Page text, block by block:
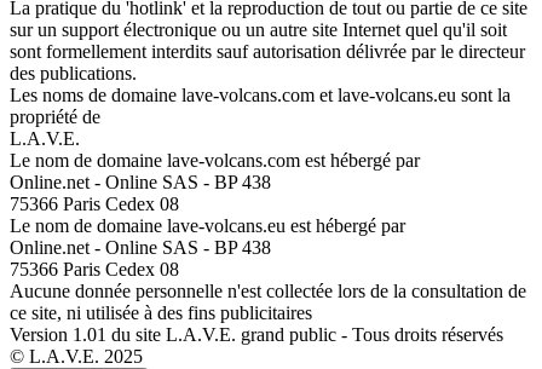
La pratique du 'hotlink' et la reproduction de tout ou partie de ce site
sur un support électronique ou un autre site Internet quel qu'il soit
sont formellement interdits sauf autorisation délivrée par le directeur
des publications.
Les noms de domaine lave-volcans.com et lave-volcans.eu sont la
propriété de
L.A.V.E.
Le nom de domaine lave-volcans.com est hébergé par
Online.net - Online SAS - BP 438
75366 Paris Cedex 08
Le nom de domaine lave-volcans.eu est hébergé par
Online.net - Online SAS - BP 438
75366 Paris Cedex 08
Aucune donnée personnelle n'est collectée lors de la consultation de
ce site, ni utilisée à des fins publicitaires
Version 1.01 du site L.A.V.E. grand public - Tous droits réservés
© L.A.V.E. 2025